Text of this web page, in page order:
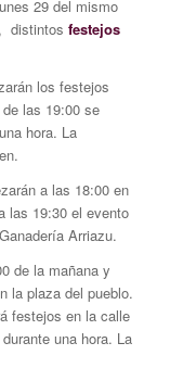
29 del mismo
distintos festejos
los festejos
las 19:00 se
hora. La
a las 18:00 en
las 19:30 el evento
Arriazu.
de la mañana y
la plaza del pueblo.
festejos en la calle
una hora. La